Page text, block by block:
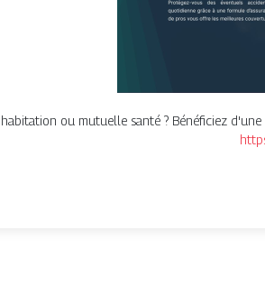
ou mutuelle santé ? Bénéficiez